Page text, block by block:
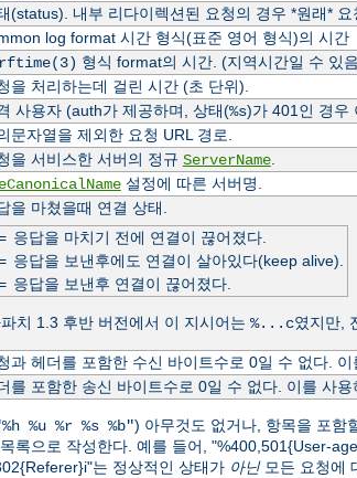
(status). 내부 리다이렉션된 요청의 경우 *원래*
log format 시간 형식(표준 영어 형식)의 시간
형식 format의 시간. (지역시간일 수 있
을 처리하는데 걸린 시간 (초 단위).
사용자 (auth가 제공하며, 상태(%s)가 401인 경우
문자열을 제외한 요청 URL 경로.
을 서비스한 서버의 정규 ServerName.
설정에 따른 서버명.
을 마쳤을때 연결 상태.
응답을 마치기 전에 연결이 끊어졌다.
응답을 보낸후에도 연결이 살아있다(keep alive).
응답을 보낸후 연결이 끊어졌다.
치 1.3 후반 버전에서 이 지시어는 %...c였지만,
과 헤더를 포함한 수신 바이트수로 0일 수 없다. 이
를 포함한 송신 바이트수로 0일 수 없다. 이를 사용
%u %r %s %b") 아무것도 없거나, 항목을 포함
록으로 작성한다. 예를 들어, "%400,501{User-
는 정상적인 상태가 아닌모든 요청에